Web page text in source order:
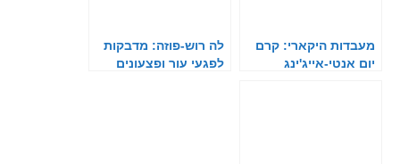
מעבדות היקארי: קרם
יום אנטי-אייג'ינג
לה רוש-פוזה: מדבקות
לפגעי עור ופצעונים